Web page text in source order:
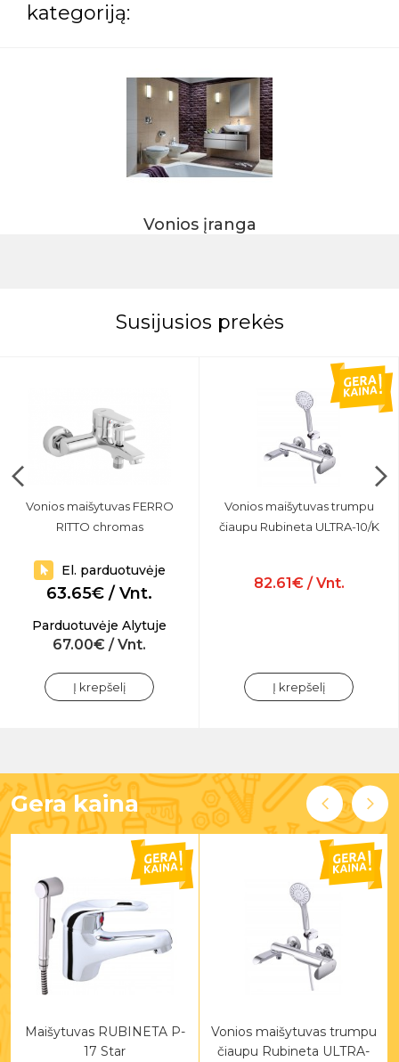
kategoriją:
Vonios įranga
Susijusios prekės
Vonios maišytuvas FERRO
RITTO chromas
El. parduotuvėje
63.65€ / Vnt.
Parduotuvėje Alytuje
67.00€ / Vnt.
Į krepšelį
Vonios maišytuvas trumpu
čiaupu Rubineta ULTRA-10/K
82.61€ / Vnt.
Į krepšelį
Gera kaina
Maišytuvas RUBINETA P-
17 Star
Vonios maišytuvas trumpu
čiaupu Rubineta ULTRA-